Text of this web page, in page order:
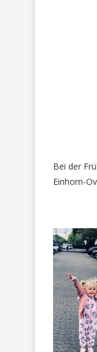
Bei der
Einhorn-